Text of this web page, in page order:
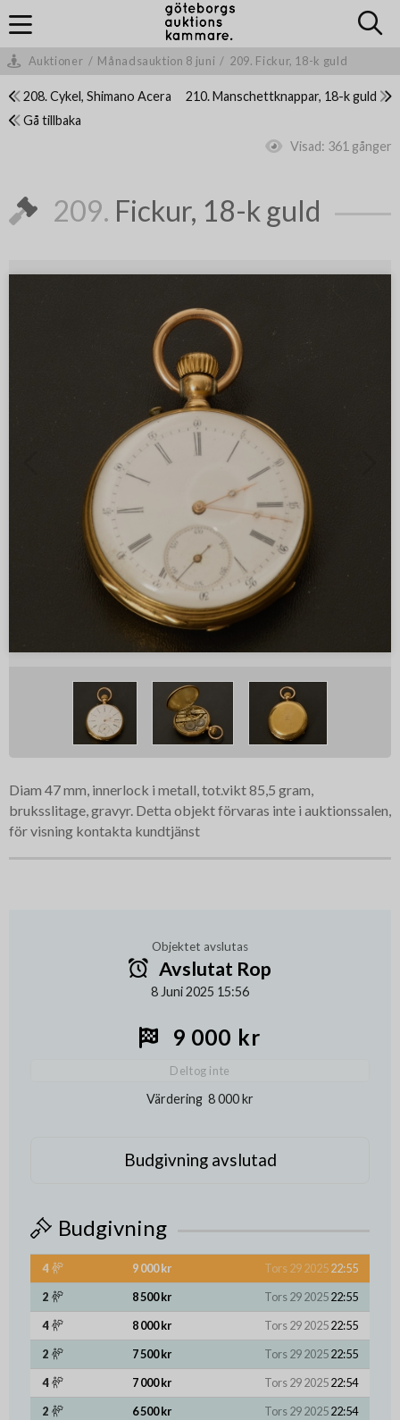
Auktioner / Månadsauktion 8 juni / 209. Fickur, 18-k guld
208. Cykel, Shimano Acera
210. Manschettknappar, 18-k guld
Gå tillbaka
Visad: 361 gånger
209. Fickur, 18-k guld
Diam 47 mm, innerlock i metall, tot.vikt 85,5 gram,
bruksslitage, gravyr. Detta objekt förvaras inte i auktionssalen,
för visning kontakta kundtjänst
Objektet avslutas
Avslutat Rop
8 Juni 2025 15:56
9 000 kr
Deltog inte
Värdering 8 000 kr
Budgivning avslutad
Budgivning
4 9 000 kr Tors 29 202522:55
2
8 500 kr Tors 29 202522:55
4
8 000 kr Tors 29 202522:55
2
7 500 kr Tors 29 202522:55
4
7 000 kr Tors 29 202522:54
2
6 500 kr Tors 29 202522:54